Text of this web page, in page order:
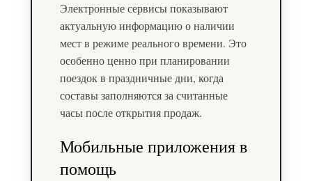
Электронные сервисы показывают
актуальную информацию о наличии
мест в режиме реального времени. Это
особенно ценно при планировании
поездок в праздничные дни, когда
составы заполняются за считанные
часы после открытия продаж.
Мобильные приложения в
помощь